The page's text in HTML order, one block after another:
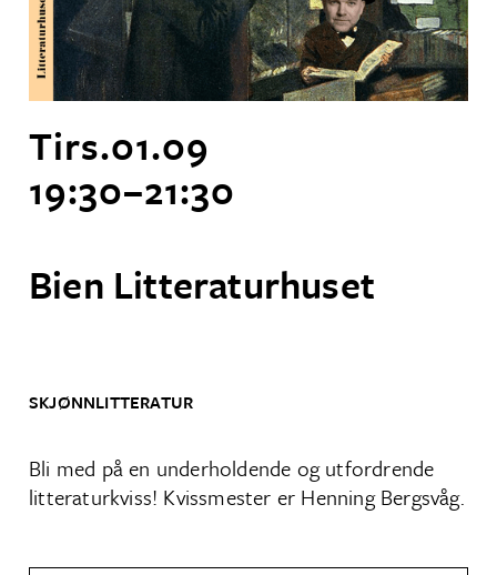
Tirs.01.09
19:30–21:30
Bien Litteraturhuset
Bli med på en underholdende og utfordrende
litteraturkviss! Kvissmester er Henning Bergsvåg.
SKJØNNLITTERATUR